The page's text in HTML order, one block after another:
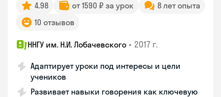
4.98 от 1590 ₽ за урок
8 лет опыта
10 отзывов
ННГУ им. Н.И. Лобачевского • 2017 г.
Адаптирует уроки под интересы и цели
учеников
Развивает навыки говорения как ключевую